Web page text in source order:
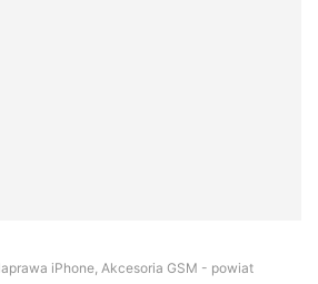
iPhone, Akcesoria GSM - powiat